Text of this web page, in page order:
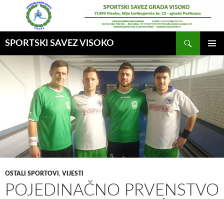
SPORTSKI SAVEZ VISOKO
GLAVNI
OSTALI SPORTOVI , VIJESTI
POJEDINAČNO PRVENSTVO